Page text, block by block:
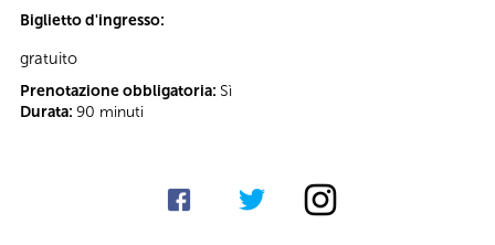
Biglietto d'ingresso:
gratuito
Prenotazione obbligatoria: Sì
Durata: 90 minuti